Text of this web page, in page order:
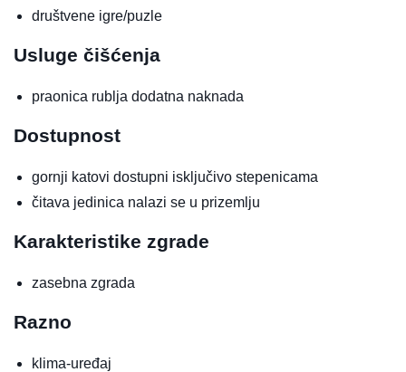
društvene igre/puzle
Usluge čišćenja
praonica rublja dodatna naknada
Dostupnost
gornji katovi dostupni isključivo stepenicama
čitava jedinica nalazi se u prizemlju
Karakteristike zgrade
zasebna zgrada
Razno
klima-uređaj